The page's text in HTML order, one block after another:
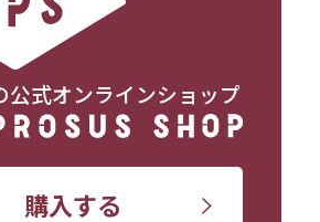
公式オンラインショップ
購入する